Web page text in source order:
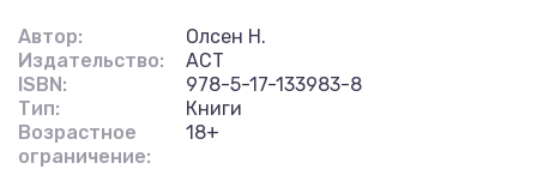
Автор:
Олсен Н.
Издательство:
АСТ
ISBN:
978-5-17-133983-8
Тип:
Книги
Возрастное
ограничение:
18+